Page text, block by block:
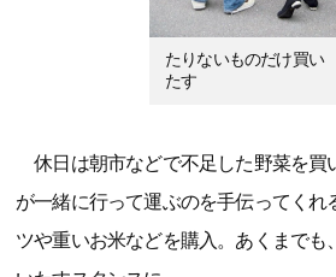
たりないものだけ買い
たす
休日は朝市などで不足した野菜を買
が一緒に行って運ぶのを手伝ってくれ
ツや重いお米などを購入。あくまでも